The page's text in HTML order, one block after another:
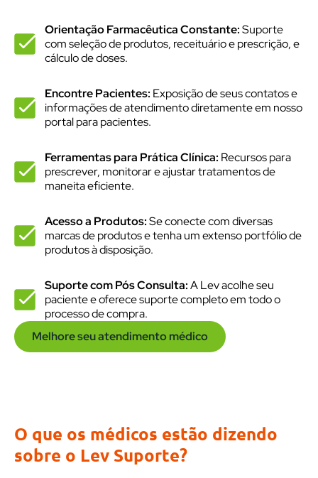
Orientação Farmacêutica Constante:Suporte
com seleção de produtos, receituário e prescrição, e
cálculo de doses.
Encontre Pacientes: Exposição de seus contatos e
informações de atendimento diretamente em nosso
portal para pacientes.
Ferramentas para Prática Clínica: Recursos para
prescrever, monitorar e ajustar tratamentos de
maneita eficiente.
Acesso a Produtos:Se conecte com diversas
marcas de produtos e tenha um extenso portfólio de
produtos à disposição.
Suporte com Pós Consulta:A Lev acolhe seu
paciente e oferece suporte completo em todo o
processo de compra.
Melhore seu atendimento médico
O que os médicos estão dizendo
sobre o Lev Suporte?